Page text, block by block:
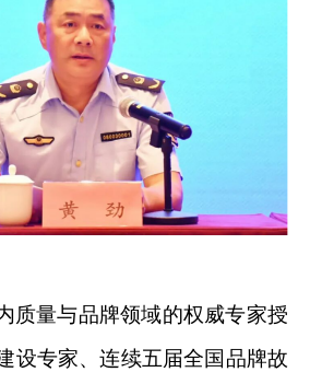
质量与品牌领域的权威专家授
设专家、连续五届全国品牌故